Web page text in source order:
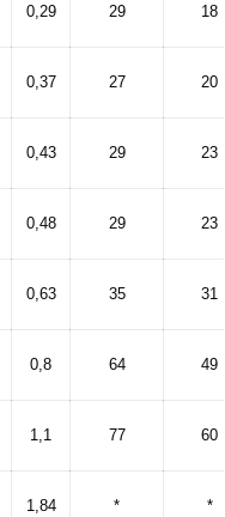
0,29 29 18
0,37 27 20
0,43 29 23
0,48 29 23
0,63 35 31
0,8 64 49
1,1 77 60
1,84 * *